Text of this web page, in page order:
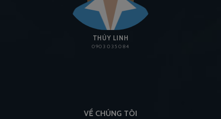
THÙY LINH
0903 035 084
VỀ CHÚNG TÔI